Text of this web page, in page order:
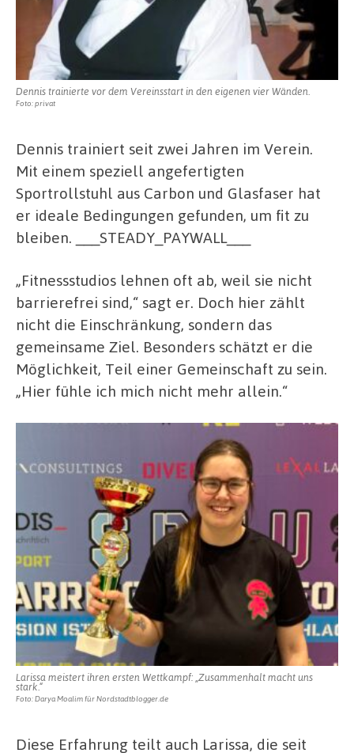
Dennis trainierte vor dem Vereinsstart in den eigenen vier Wänden.
Foto: privat
Dennis trainiert seit zwei Jahren im Verein.
Mit einem speziell angefertigten
Sportrollstuhl aus Carbon und Glasfaser hat
er ideale Bedingungen gefunden, um fit zu
bleiben. ___STEADY_PAYWALL___
„Fitnessstudios lehnen oft ab, weil sie nicht
barrierefrei sind,“ sagt er. Doch hier zählt
nicht die Einschränkung, sondern das
gemeinsame Ziel. Besonders schätzt er die
Möglichkeit, Teil einer Gemeinschaft zu sein.
„Hier fühle ich mich nicht mehr allein.“
Larissa meistert ihren ersten Wettkampf: „Zusammenhalt macht uns
stark.“
Foto: Darya Moalim für Nordstadtblogger.de
Diese Erfahrung teilt auch Larissa, die seit